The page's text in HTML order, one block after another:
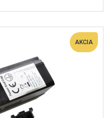
AKCIA